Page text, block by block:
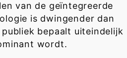
van de geïntegreerde
is dwingender dan
bepaalt uiteindelijk
wordt.